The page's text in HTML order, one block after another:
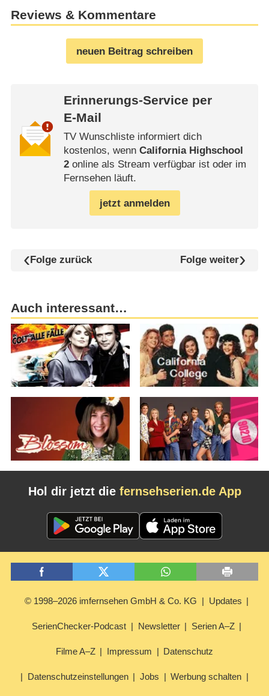
Reviews & Kommentare
neuen Beitrag schreiben
Erinnerungs-Service per
E-Mail
TV Wunschliste informiert dich
kostenlos, wenn California Highschool
2online als Stream verfügbar ist oder im
Fernsehen läuft.
jetzt anmelden
Folge zurück Folge weiter
Auch interessant…
Hol dir jetzt die fernsehserien.de App
© 1998–2026 imfernsehen GmbH & Co. KG Updates
SerienChecker-Podcast Newsletter Serien A–Z
Filme A–Z Impressum Datenschutz
Datenschutzeinstellungen Jobs Werbung schalten